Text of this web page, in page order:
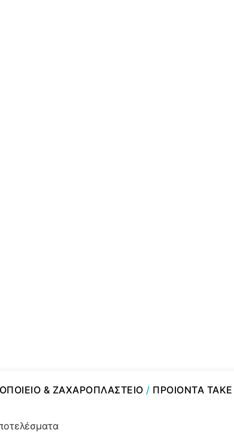
& ΖΑΧΑΡΟΠΛΑΣΤΕΙΟ / ΠΡΟΙΟΝΤΑ TAKE